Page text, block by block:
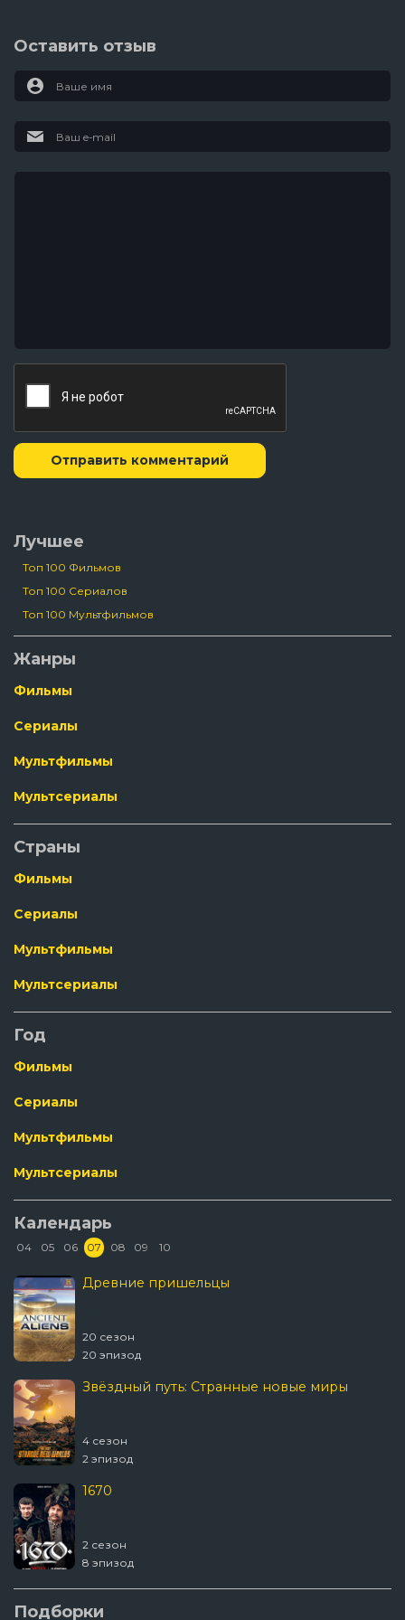
Оставить отзыв
Отправить комментарий
Лучшее
Топ 100 Фильмов
Топ 100 Сериалов
Топ 100 Мультфильмов
Жанры
Фильмы
Сериалы
Мультфильмы
Мультсериалы
Страны
Фильмы
Сериалы
Мультфильмы
Мультсериалы
Год
Фильмы
Сериалы
Мультфильмы
Мультсериалы
Календарь
04 05 06 07 08 09 10
Древние пришельцы
20 сезон
20 эпизод
Звёздный путь: Странные новые миры
4 сезон
2 эпизод
1670
2 сезон
8 эпизод
Подборки